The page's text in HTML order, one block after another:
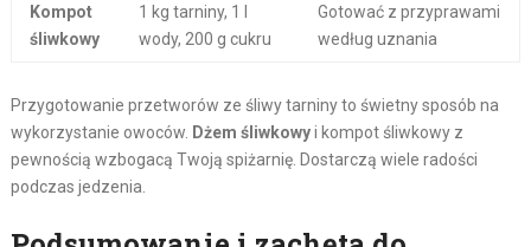
Kompot
śliwkowy
1 kg tarniny, 1 l
wody, 200 g cukru
Gotować z przyprawami
według uznania
Przygotowanie przetworów ze śliwy tarniny to świetny sposób na
wykorzystanie owoców. Dżem śliwkowyi kompot śliwkowy z
pewnością wzbogacą Twoją spiżarnię. Dostarczą wiele radości
podczas jedzenia.